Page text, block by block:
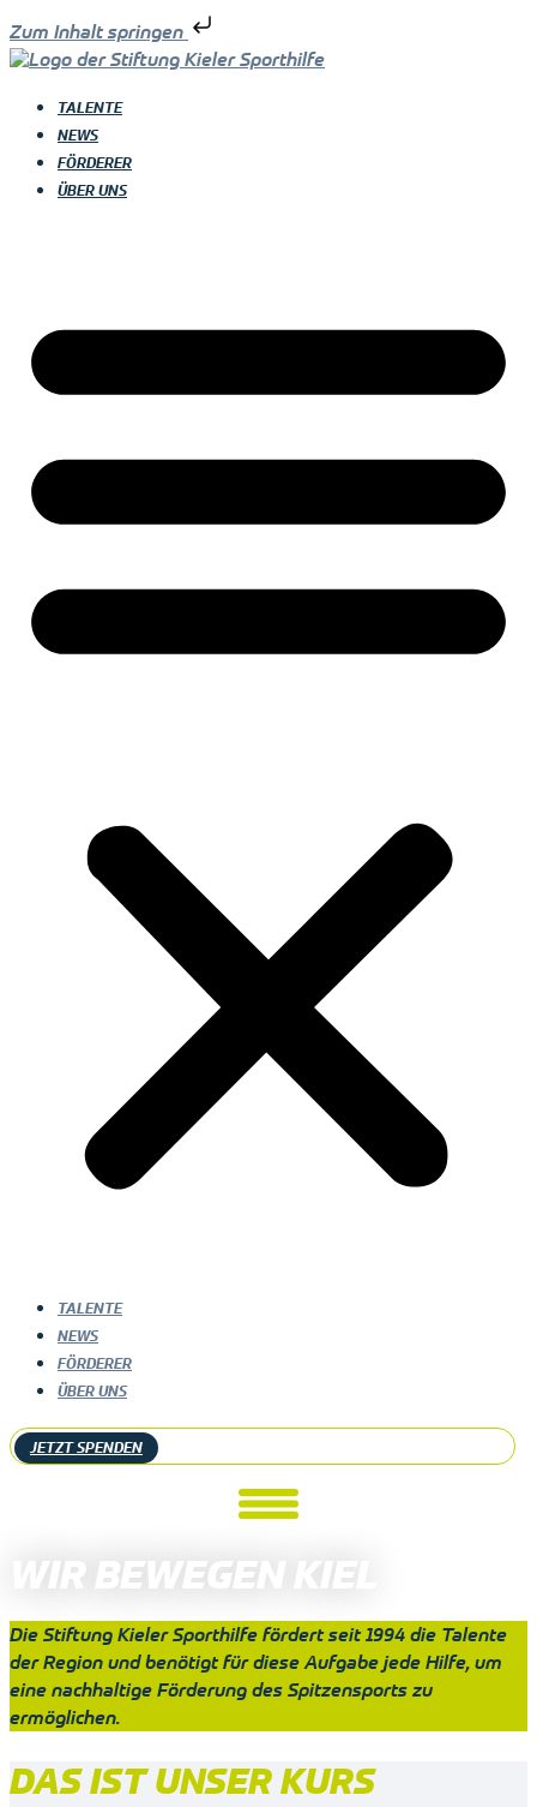
Zum Inhalt springen
TALENTE
NEWS
FÖRDERER
ÜBER UNS
TALENTE
NEWS
FÖRDERER
ÜBER UNS
JETZT SPENDEN
WIR BEWEGEN KIEL
Die Stiftung Kieler Sporthilfe fördert seit 1994 die Talente
der Region und benötigt für diese Aufgabe jede Hilfe, um
eine nachhaltige Förderung des Spitzensports zu
ermöglichen.
DAS IST UNSER KURS